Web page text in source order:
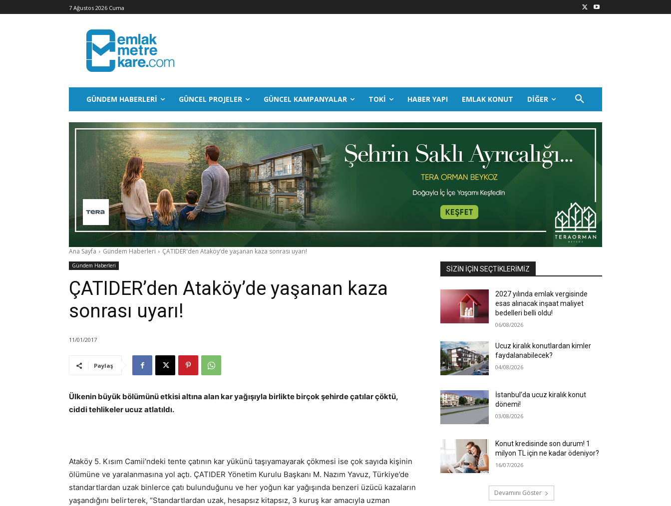
7 Ağustos 2026 Cuma
GÜNDEM HABERLERI GÜNCEL PROJELER GÜNCEL KAMPANYALAR TOKİ HABER YAPI EMLAK KONUT DIĞER
Ana Sayfa Gündem Haberleri ÇATIDER'den Ataköy’de yaşanan kaza sonrası uyarı!
Gündem Haberleri
ÇATIDER’den Ataköy’de yaşanan kaza
sonrası uyarı!
11/01/2017
Paylaş
Ülkenin büyük bölümünü etkisi altına alan kar yağışıyla birlikte birçok şehirde çatılar çöktü,
ciddi tehlikeler ucuz atlatıldı.
Ataköy 5. Kısım Camii’ndeki tente çatının kar yükünü taşıyamayarak çökmesi ise çok sayıda kişinin
ölümüne ve yaralanmasına yol açtı. ÇATIDER Yönetim Kurulu Başkanı M. Nazım Yavuz, Türkiye’de
standartlardan uzak binlerce çatı bulunduğunu ve her yoğun kar yağışında benzeri üzücü kazaların
yaşandığını belirterek, “Standartlardan uzak, hesapsız kitapsız, 3 kuruş kar amacıyla uzman
SIZIN İÇIN SEÇTIKLERIMIZ
2027 yılında emlak vergisinde
esas alınacak inşaat maliyet
bedelleri belli oldu!
06/08/2026
Ucuz kiralık konutlardan kimler
faydalanabilecek?
04/08/2026
İstanbul’da ucuz kiralık konut
dönemi!
03/08/2026
Konut kredisinde son durum! 1
milyon TL için ne kadar ödeniyor?
16/07/2026
Devamını Göster